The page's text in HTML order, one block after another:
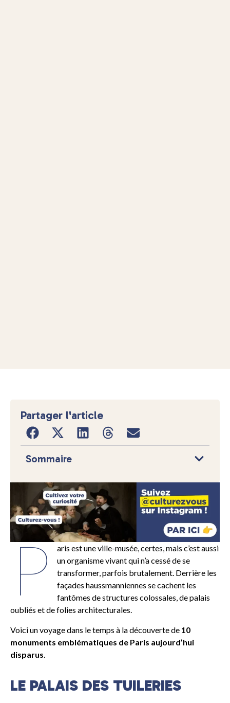
P
aris est une ville-musée, certes, mais c’est aussi
un organisme vivant qui n’a cessé de se
transformer, parfois brutalement. Derrière les
façades haussmanniennes se cachent les
fantômes de structures colossales, de palais
oubliés et de folies architecturales.
Voici un voyage dans le temps à la découverte de 10
monuments emblématiques de Paris aujourd’hui
disparus
LE PALAIS DES TUILERIES
Partager l'article
Sommaire